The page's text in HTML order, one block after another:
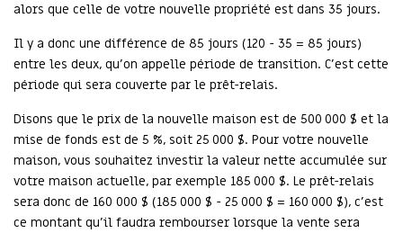
alors que celle de votre nouvelle propriété est dans 35 jours.
Il y a donc une différence de 85 jours (120 - 35 = 85 jours)
entre les deux, qu’on appelle période de transition. C’est cette
période qui sera couverte par le prêt-relais.
Disons que le prix de la nouvelle maison est de 500 000 $ et la
mise de fonds est de 5 %, soit 25 000 $. Pour votre nouvelle
maison, vous souhaitez investir la valeur nette accumulée sur
votre maison actuelle, par exemple 185 000 $. Le prêt-relais
sera donc de 160 000 $ (185 000 $ - 25 000 $ = 160 000 $), c’est
ce montant qu’il faudra rembourser lorsque la vente sera